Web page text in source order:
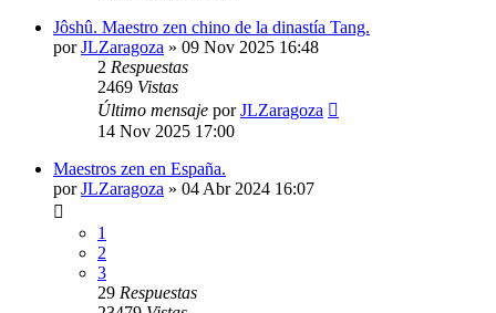
Jôshû. Maestro zen chino de la dinastía Tang.
porJLZaragoza » 09 Nov 2025 16:48
2 Respuestas
2469 Vistas
Último mensaje porJLZaragoza
14 Nov 2025 17:00
Maestros zen en España.
porJLZaragoza » 04 Abr 2024 16:07
1
2
3
29 Respuestas